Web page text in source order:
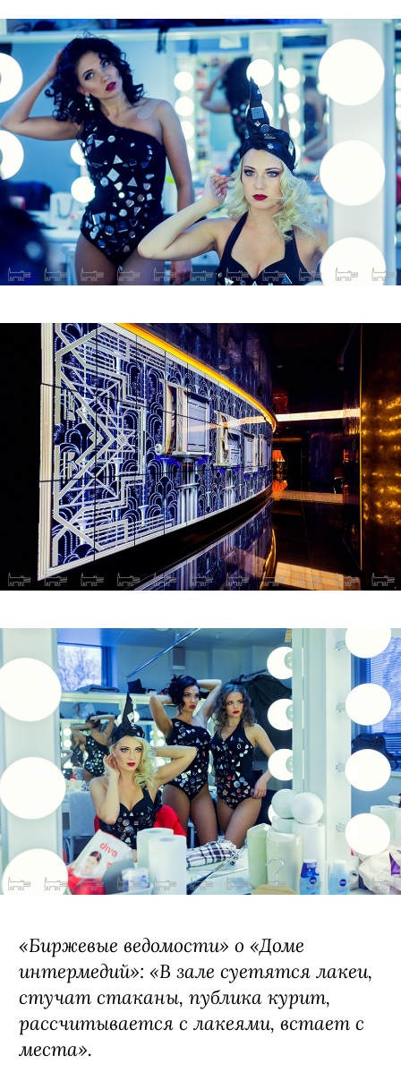
«Биржевые ведомости» о «Доме
интермедий»: «В зале суетятся лакеи,
стучат стаканы, публика курит,
рассчитывается с лакеями, встает с
места».